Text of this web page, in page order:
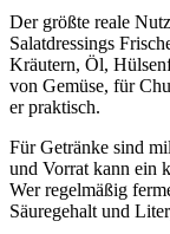
Der größte reale
Salatdressings
Kräutern, Öl,
von Gemüse, für
er praktisch.
Für Getränke sind
und Vorrat kann ein
Wer regelmäßig
Säuregehalt und